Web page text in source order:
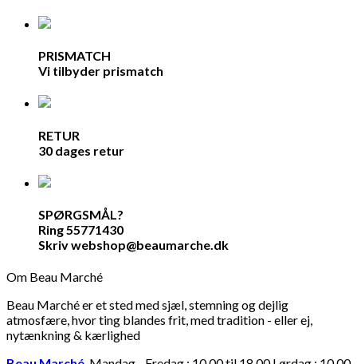
PRISMATCH
Vi tilbyder prismatch
RETUR
30 dages retur
SPØRGSMÅL?
Ring 55771430
Skriv webshop@beaumarche.dk
Om Beau Marché
Beau Marché er et sted med sjæl, stemning og dejlig
atmosfære, hvor ting blandes frit, med tradition - eller ej,
nytænkning & kærlighed